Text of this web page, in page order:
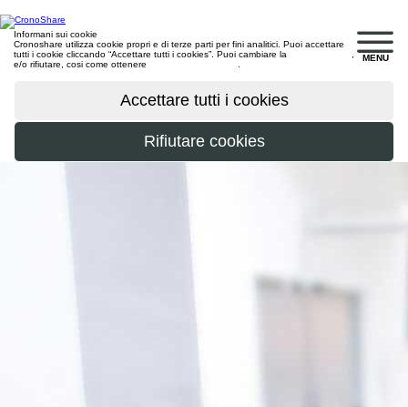
MENU
Informani sui cookie
Cronoshare utilizza cookie propri e di terze parti per fini analitici. Puoi accettare
tutti i cookie cliccando “Accettare tutti i cookies”. Puoi cambiare la
e/o rifiutare, cosi come ottenere